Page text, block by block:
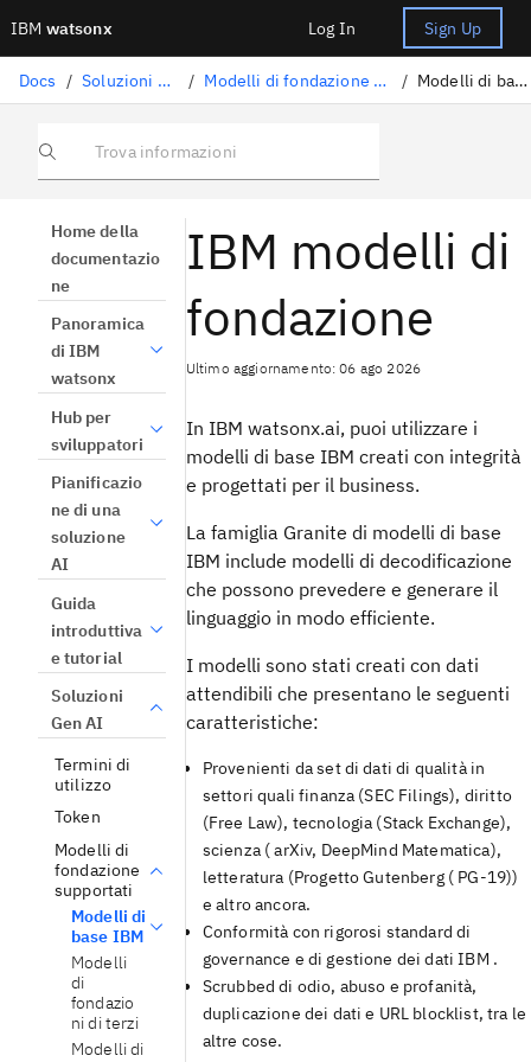
IBM watsonx Log In Sign Up
Docs / Soluzioni Gen AI / Modelli di fondazione supportati / Modelli di base IBM
Trova informazioni
Home della
documentazio
ne
Panoramica
di IBM
watsonx
Hub per
sviluppatori
Pianificazio
ne di una
soluzione
AI
Guida
introduttiva
e tutorial
Soluzioni
Gen AI
Termini di
utilizzo
Token
Modelli di
fondazione
supportati
Modelli di
base IBM
Modelli
di
fondazio
ni di terzi
Modelli di
IBM modelli di
fondazione
Ultimo aggiornamento: 06 ago 2026
In IBM watsonx.ai, puoi utilizzare i
modelli di base IBM creati con integrità
e progettati per il business.
La famiglia Granite di modelli di base
IBM include modelli di decodificazione
che possono prevedere e generare il
linguaggio in modo efficiente.
I modelli sono stati creati con dati
attendibili che presentano le seguenti
caratteristiche:
Provenienti da set di dati di qualità in
settori quali finanza (SEC Filings), diritto
(Free Law), tecnologia (Stack Exchange),
scienza ( arXiv, DeepMind Matematica),
letteratura (Progetto Gutenberg ( PG-19))
e altro ancora.
Conformità con rigorosi standard di
governance e di gestione dei dati IBM .
Scrubbed di odio, abuso e profanità,
duplicazione dei dati e URL blocklist, tra le
altre cose.